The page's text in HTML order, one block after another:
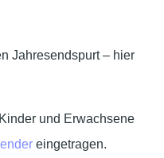
Jahresendspurt – hier
und Erwachsene
eingetragen.